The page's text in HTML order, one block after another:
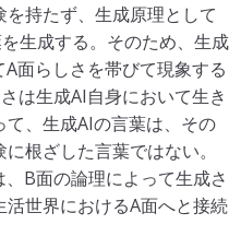
から考える統合失調症．臨
級症状の特異性について
いう表現をめぐって．精神
doi.org/10.11477/mf.1
失調症におけるスペクト
意義と問題点．「精神医
持たず、生成原理として
生成する。そのため、生成
面らしさを帯びて現象する
は生成AI自身において生き
、生成AIの言葉は、その
根ざした言葉ではない。
B面の論理によって生成さ
世界におけるA面へと接続